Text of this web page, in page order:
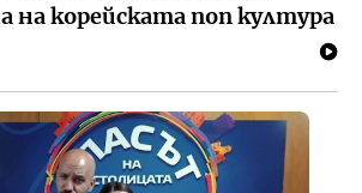
на корейската поп култура